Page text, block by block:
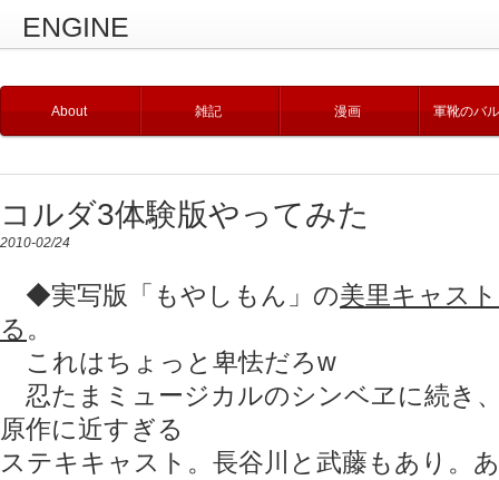
ENGINE
About 雑記 漫画 軍靴のバ
コルダ3体験版やってみた
2010-02/24
◆実写版「もやしもん」の美里キャス
る 。
これはちょっと卑怯だろw
忍たまミュージカルのシンベヱに続き
原作に近すぎる
ステキキャスト。長谷川と武藤もあり。